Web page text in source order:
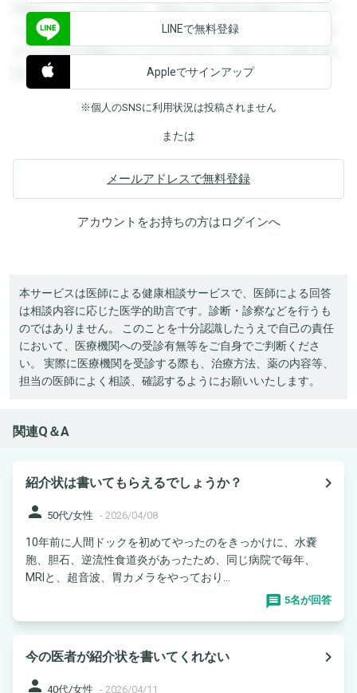
閲覧することができます。登録すると回答を閲覧することが
できます。登録すると回答を閲覧することができます。登録
すると回答を閲覧することができます。登録すると回答を閲
覧することができます。
LINEで無料登録
Appleでサインアップ
※個人のSNSに利用状況は投稿されません
または
メールアドレスで無料登録
アカウントをお持ちの方はログインへ
本サービスは医師による健康相談サービスで、医師による回答
は相談内容に応じた医学的助言です。診断・診察などを行うも
のではありません。 このことを十分認識したうえで自己の責任
において、医療機関への受診有無等をご自身でご判断くださ
い。 実際に医療機関を受診する際も、治療方法、薬の内容等、
担当の医師によく相談、確認するようにお願いいたします。
関連Q＆A
紹介状は書いてもらえるでしょうか？
navigate_next
person 50代/女性 - 2026/04/08
10年前に人間ドックを初めてやったのをきっかけに、水嚢
胞、胆石、逆流性食道炎があったため、同じ病院で毎年、
MRIと、超音波、胃カメラをやっており...
5名が回答
今の医者が紹介状を書いてくれない
navigate_next
person 40代/女性 - 2026/04/11